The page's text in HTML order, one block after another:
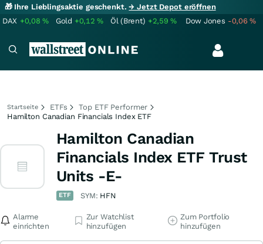
🎁 Ihre Lieblingsaktie geschenkt.→ Jetzt Depot eröffnen
DAX +0,08% Gold +0,12% Öl (Brent) +2,59% Dow Jones -0,06%
Startseite ETFs
Top ETF Performer
Hamilton Canadian Financials Index ETF
Hamilton Canadian
Financials Index ETF Trust
Units -E-
ETF SYM: HFN
Alarme
einrichten
Zur Watchlist
hinzufügen
Zum Portfolio
hinzufügen